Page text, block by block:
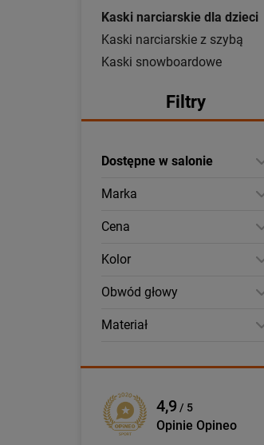
Kaski narciarskie dla dzieci
Kaski narciarskie z szybą
Kaski snowboardowe
Filtry
Dostępne w salonie
Marka
Cena
Kolor
Obwód głowy
Materiał
4,9 / 5
Opinie Opineo